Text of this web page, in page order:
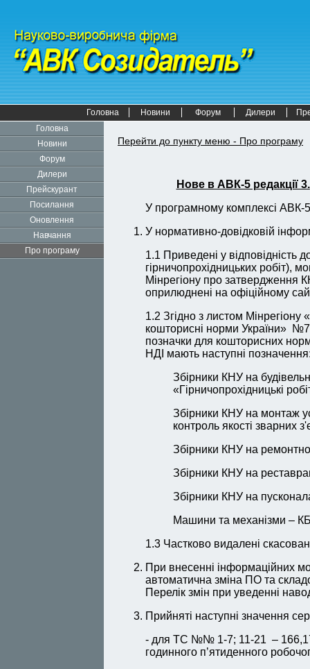
Головна Новини Форум Дилери
Головна
Новини
Форум
Дилери
Прейскурант
Посилання
Оновлення
Навчання
Про програму
Перейти до пункту меню - Про програму
Нове в АВК-5 редакції 3.
У програмному комплексі АВК-
У нормативно-довідковій
1.1 Приведені у відповідність
гірничопрохідницьких робіт),
Мінрегіону про затвердження
оприлюднені на офіційному
1.2 Згідно з листом
кошторисні норми України»
позначки для кошторисних норм
НДІ мають наступні
Збірники КНУ на
«Гірничопрохідницькі
Збірники КНУ на монтаж
контроль якості зварних
Збірники КНУ на
Збірники КНУ на
Збірники КНУ на
Машини та механізми –
1.3 Частково видалені
При внесенні інформаційних
автоматична зміна ПО та
Перелік змін при уведенні
Прийняті наступні значення
- для ТС №№ 1-7; 11-21 – 166,17
годинного п’ятиденного